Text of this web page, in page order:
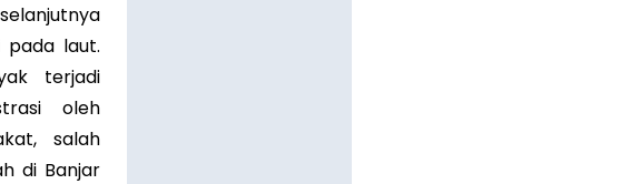
pada laut.
terjadi
oleh
salah
di Banjar